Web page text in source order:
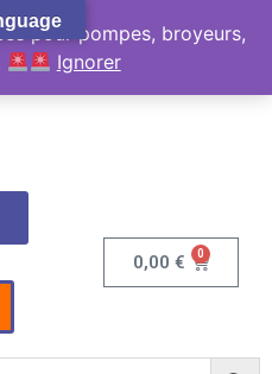
0,00€ 0
pour pompes, broyeurs,
Ignorer